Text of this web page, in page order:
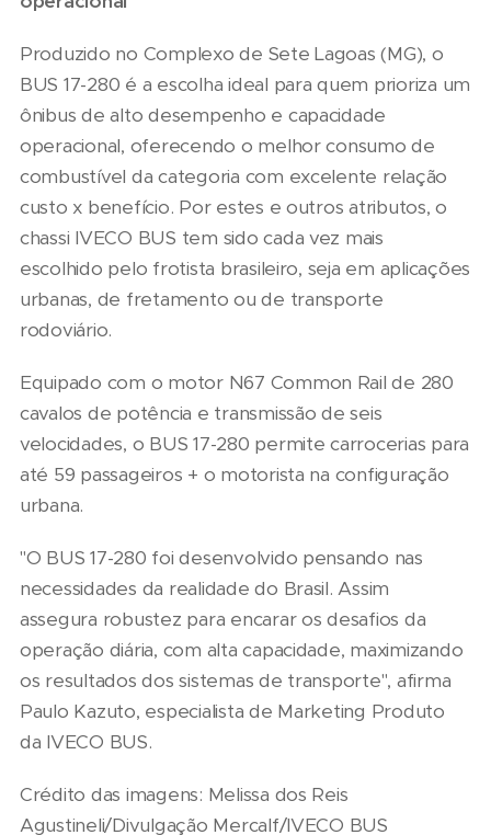
Produzido no Complexo de Sete Lagoas (MG), o
BUS 17-280 é a escolha ideal para quem prioriza um
ônibus de alto desempenho e capacidade
operacional, oferecendo o melhor consumo de
combustível da categoria com excelente relação
custo x benefício. Por estes e outros atributos, o
chassi IVECO BUS tem sido cada vez mais
escolhido pelo frotista brasileiro, seja em aplicações
urbanas, de fretamento ou de transporte
rodoviário.
Equipado com o motor N67 Common Rail de 280
cavalos de potência e transmissão de seis
velocidades, o BUS 17-280 permite carrocerias para
até 59 passageiros + o motorista na configuração
urbana.
"O BUS 17-280 foi desenvolvido pensando nas
necessidades da realidade do Brasil. Assim
assegura robustez para encarar os desafios da
operação diária, com alta capacidade, maximizando
os resultados dos sistemas de transporte", afirma
Paulo Kazuto, especialista de Marketing Produto
da IVECO BUS.
Crédito das imagens: Melissa dos Reis
Agustineli/Divulgação Mercalf/IVECO BUS